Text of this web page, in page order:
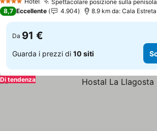
4 Stelle Spettacolare posizione sulla
8,7 Eccellente 4.904 8.9 km da: Cala Estreta
Da 91 €
Guarda i prezzi di 10 siti
Di tendenza